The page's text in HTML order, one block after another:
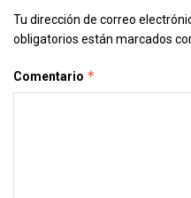
Tu dirección de correo
obligatorios están marcados
Comentario *